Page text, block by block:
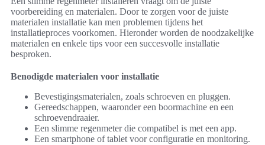
voorbereiding en materialen. Door te zorgen voor de juiste
materialen installatie kan men problemen tijdens het
installatieproces voorkomen. Hieronder worden de noodzakelijke
materialen en enkele tips voor een succesvolle installatie
besproken.
Benodigde materialen voor installatie
Bevestigingsmaterialen, zoals schroeven en pluggen.
Gereedschappen, waaronder een boormachine en een
schroevendraaier.
Een slimme regenmeter die compatibel is met een app.
Een smartphone of tablet voor configuratie en monitoring.